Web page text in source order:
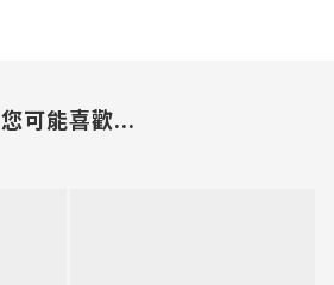
您可能喜歡...